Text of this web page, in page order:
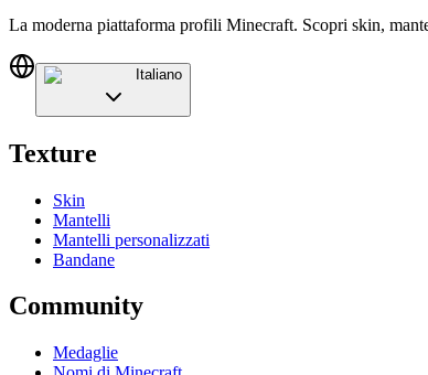
La moderna piattaforma profili Minecraft. Scopri skin,
Italiano
Texture
Skin
Mantelli
Mantelli personalizzati
Bandane
Community
Medaglie